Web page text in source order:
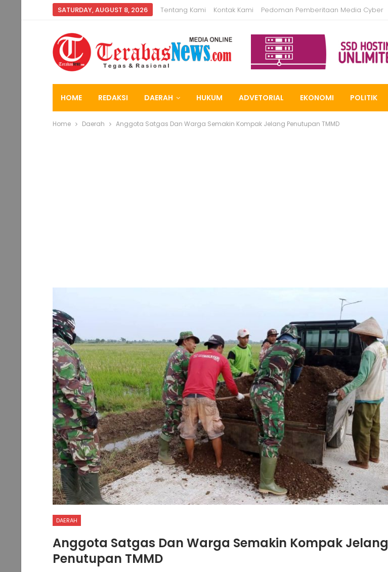
SATURDAY, AUGUST 8, 2026 Tentang Kami Kontak Kami Pedoman Pemberitaan Media Cyber
HOME REDAKSI DAERAH HUKUM ADVETORIAL EKONOMI POLITIK
Home Daerah Anggota Satgas Dan Warga Semakin Kompak Jelang Penutupan TMMD
DAERAH
Anggota Satgas Dan Warga Semakin Kompak Jelang
Penutupan TMMD